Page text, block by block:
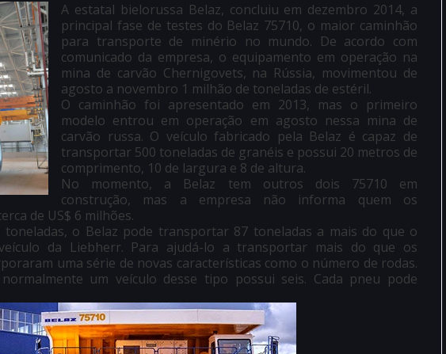
A estatal bielorussa Belaz, concluiu em dezembro 2014, a
principal fase de testes do Belaz 75710, o maior caminhão
para transporte de minério no mundo. De acordo com
comunicado da empresa, o equipamento em operação na
mina de carvão Chernigovets, na Rússia, movimentou de
agosto a novembro 1 milhão de toneladas de estéril.
O caminhão foi apresentado em 2013, mas o primeiro
modelo entrou em operação em agosto nessa mina de
carvão russa. O veículo fabricado pela Belaz é capaz de
transportar 500 toneladas de granéis e possui 20 metros de
comprimento, 10 de largura e 8 de altura.
No momento, a Belaz tem outros dois 75710 em
construção, mas a empresa não informa quem os
de US$ 6 milhões.
toneladas, o Belaz pode transportar 87 toneladas a mais do que o
da Liebherr. Para ajudá-lo a transportar mais do que os
uma série de novas características como o número de rodas.
um veículo desse tipo possui seis. Cada pneu pode